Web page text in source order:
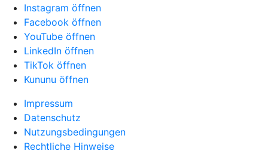
Instagram öffnen
Facebook öffnen
YouTube öffnen
LinkedIn öffnen
TikTok öffnen
Kununu öffnen
Impressum
Datenschutz
Nutzungsbedingungen
Rechtliche Hinweise